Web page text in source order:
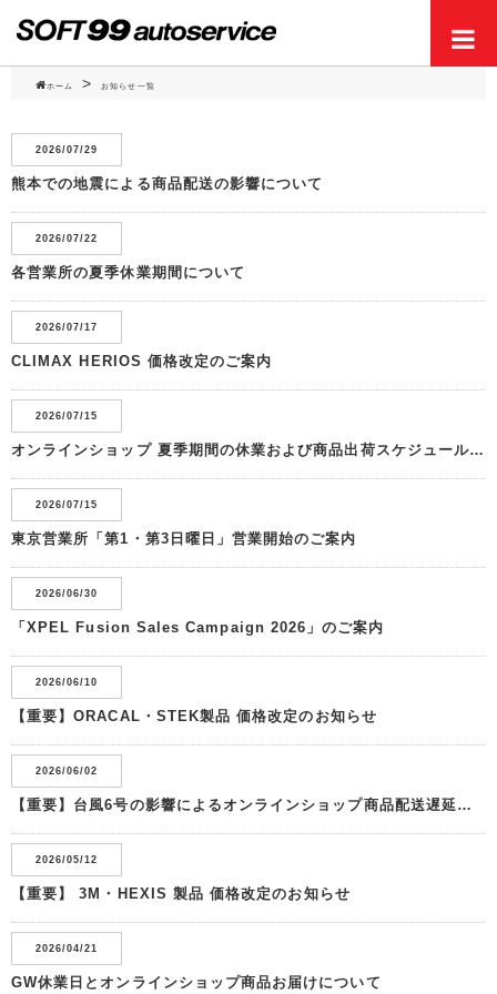
ホーム お知らせ一覧
2026/07/29
熊本での地震による商品配送の影響について
2026/07/22
各営業所の夏季休業期間について
2026/07/17
CLIMAX HERIOS 価格改定のご案内
2026/07/15
オンラインショップ 夏季期間の休業および商品出荷スケジュールのご案内
2026/07/15
東京営業所「第1・第3日曜日」営業開始のご案内
2026/06/30
「XPEL Fusion Sales Campaign 2026」のご案内
2026/06/10
【重要】ORACAL・STEK製品 価格改定のお知らせ
2026/06/02
【重要】台風6号の影響によるオンラインショップ商品配送遅延のお知らせ
2026/05/12
【重要】 3M・HEXIS 製品 価格改定のお知らせ
2026/04/21
GW休業日とオンラインショップ商品お届けについて